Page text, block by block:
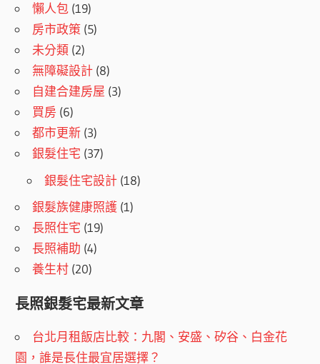
懶人包 (19)
房市政策 (5)
未分類 (2)
無障礙設計 (8)
自建合建房屋 (3)
買房 (6)
都市更新 (3)
銀髮住宅 (37)
銀髮住宅設計 (18)
銀髮族健康照護 (1)
長照住宅 (19)
長照補助 (4)
養生村 (20)
長照銀髮宅最新文章
台北月租飯店比較：九閣、安盛、矽谷、白金花
園，誰是長住最宜居選擇？